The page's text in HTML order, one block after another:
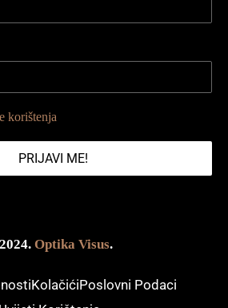
korištenja
PRIJAVI ME!
Optika Visus.
KolačićiPoslovni Podaci